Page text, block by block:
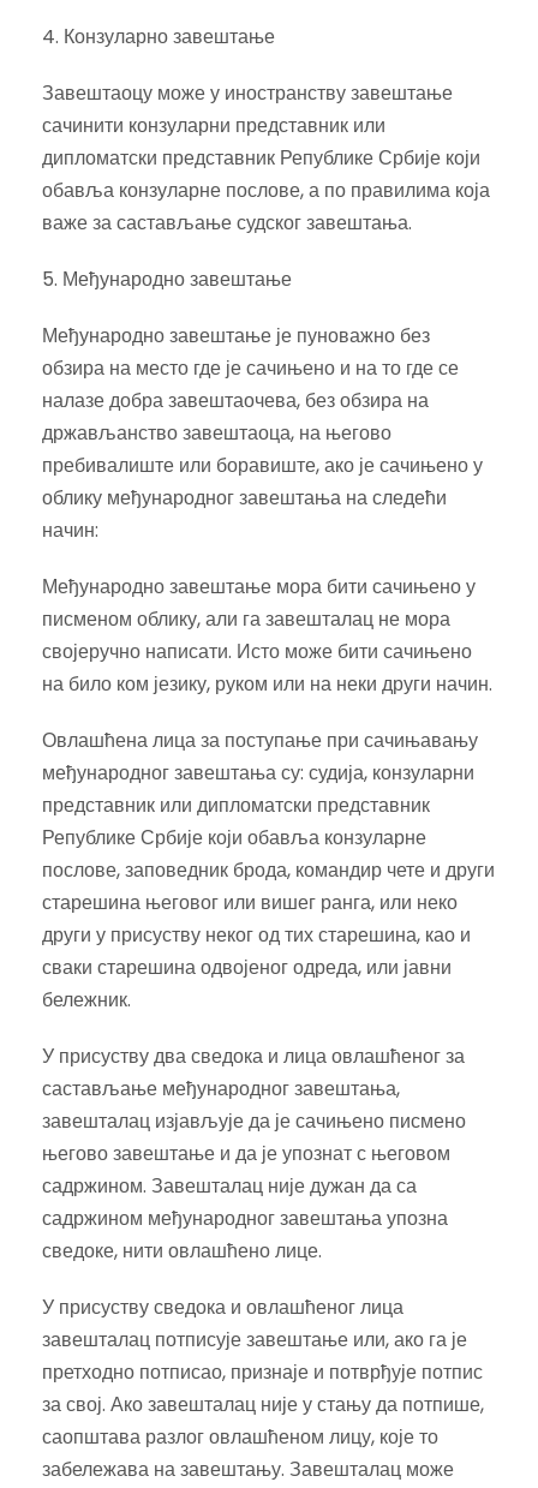
4. Конзуларно завештање
Завештаоцу може у иностранству завештање
сачинити конзуларни представник или
дипломатски представник Републике Србије који
обавља конзуларне послове, а по правилима која
важе за састављање судског завештања.
5. Међународно завештање
Међународно завештање је пуноважно без
обзира на место где је сачињено и на то где се
налазе добра завештаочева, без обзира на
држављанство завештаоца, на његово
пребивалиште или боравиште, ако је сачињено у
облику међународног завештања на следећи
начин:
Међународно завештање мора бити сачињено у
писменом облику, али га завешталац не мора
својеручно написати. Исто може бити сачињено
на било ком језику, руком или на неки други начин.
Овлашћена лица за поступање при сачињавању
међународног завештања су: судија, конзуларни
представник или дипломатски представник
Републике Србије који обавља конзуларне
послове, заповедник брода, командир чете и други
старешина његовог или вишег ранга, или неко
други у присуству неког од тих старешина, као и
сваки старешина одвојеног одреда, или јавни
бележник.
У присуству два сведока и лица овлашћеног за
састављање међународног завештања,
завешталац изјављује да је сачињено писмено
његово завештање и да је упознат с његовом
садржином. Завешталац није дужан да са
садржином међународног завештања упозна
сведоке, нити овлашћено лице.
У присуству сведока и овлашћеног лица
завешталац потписује завештање или, ако га је
претходно потписао, признаје и потврђује потпис
за свој. Ако завешталац није у стању да потпише,
саопштава разлог овлашћеном лицу, које то
забележава на завештању. Завешталац може